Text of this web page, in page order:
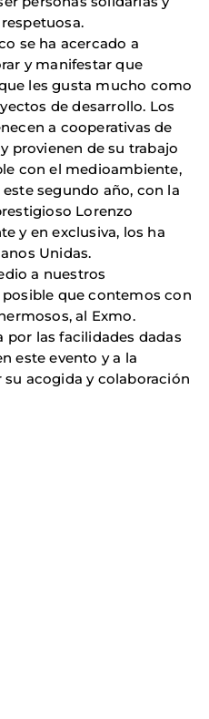
se ha acercado a
y manifestar que
les gusta mucho como
de desarrollo. Los
a cooperativas de
provienen de su trabajo
con el medioambiente,
segundo año, con la
Lorenzo
y en exclusiva, los ha
Unidas.
a nuestros
que contemos con
al Exmo.
las facilidades dadas
este evento y a la
acogida y colaboración